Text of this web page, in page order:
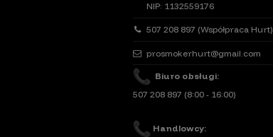
NIP: 1132559176
507 208 897 (Współpraca Hurt)
prosmokerhurt@gmail.com
Biuro obsługi:
507 208 897 (8:00 - 16:00)
Handlowcy: